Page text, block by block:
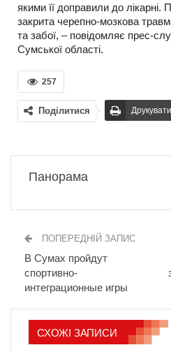
якими її доправили до лікарні.
закрита черепно-мозкова
та забої, – повідомляє прес-
Сумської області.
257
Поділитися Друкувати
Панорама
ПОПЕРЕДНІЙ ЗАПИС
В Сумах пройдут
спортивно-
интеграционные игры
СХОЖІ ЗАПИСИ